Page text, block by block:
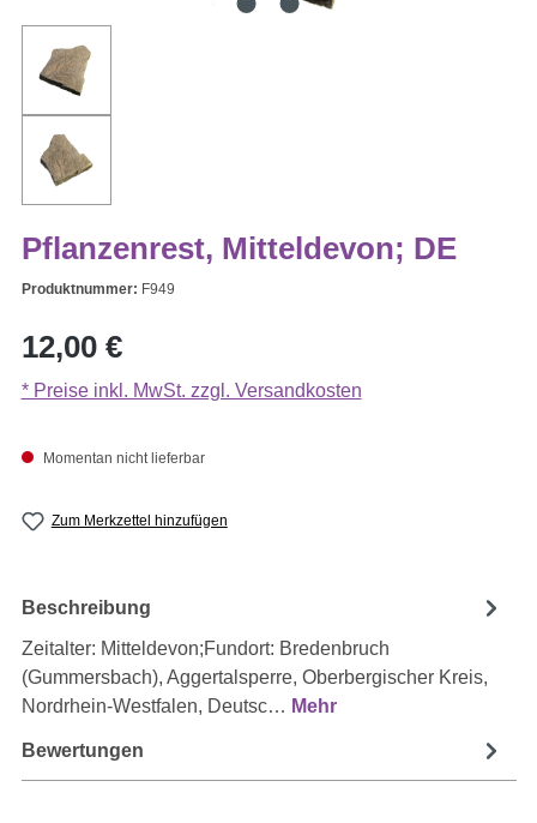
Pflanzenrest, Mitteldevon; DE
Produktnummer: F949
Regulärer Preis:
12,00 €
* Preise inkl. MwSt. zzgl. Versandkosten
Momentan nicht lieferbar
Zum Merkzettel hinzufügen
Beschreibung
Zeitalter: Mitteldevon;Fundort: Bredenbruch
(Gummersbach), Aggertalsperre, Oberbergischer Kreis,
Nordrhein-Westfalen, Deutsc… Mehr
Bewertungen